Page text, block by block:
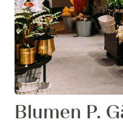
Blumen P.